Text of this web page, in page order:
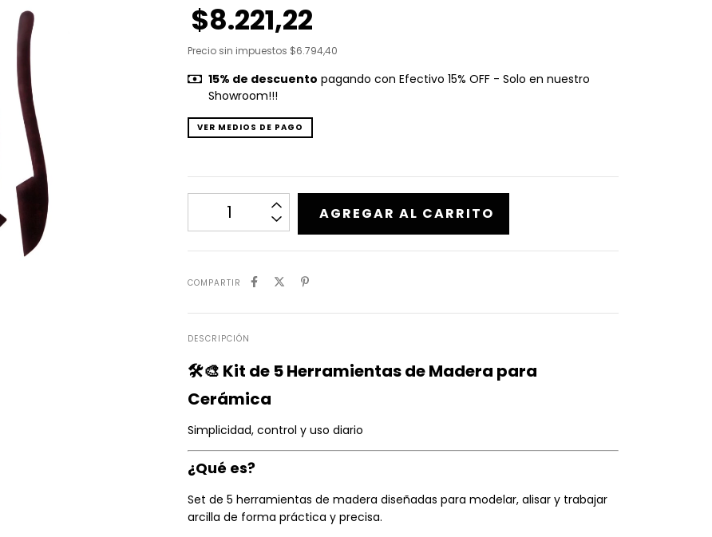
$8.221,22
Precio sin impuestos $6.794,40
15% de descuento pagando con Efectivo 15% OFF - Solo en nuestro
Showroom!!!
VER MEDIOS DE PAGO
COMPARTIR
DESCRIPCIÓN
🛠️🎨 Kit de 5 Herramientas de Madera para
Cerámica
Simplicidad, control y uso diario
¿Qué es?
Set de 5 herramientas de madera diseñadas para modelar, alisar y trabajar
arcilla de forma práctica y precisa.